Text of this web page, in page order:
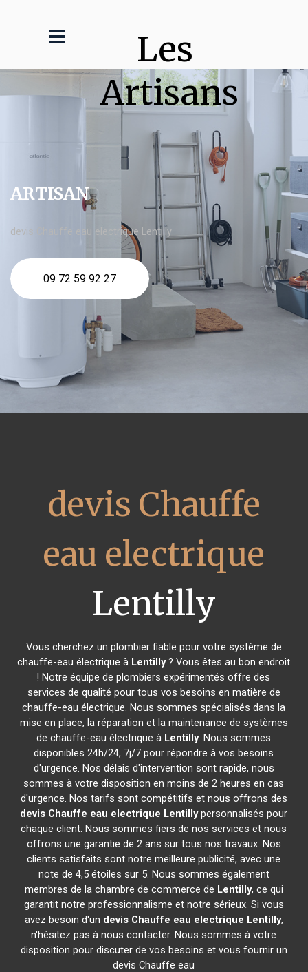
Les
Artisans
ARTISAN
devis Chauffe eau electrique Lentilly
09 72 59 92 27
devis Chauffe
eau electrique
Lentilly
Vous cherchez un plombier fiable pour votre système de
chauffe-eau électrique à Lentilly? Vous êtes au bon endroit
! Notre équipe de plombiers expérimentés offre des
services de qualité pour tous vos besoins en matière de
chauffe-eau électrique. Nous sommes spécialisés dans la
mise en place, la réparation et la maintenance de systèmes
de chauffe-eau électrique à Lentilly. Nous sommes
disponibles 24h/24, 7j/7 pour répondre à vos besoins
d'urgence. Nos délais d'intervention sont rapide, nous
sommes à votre disposition en moins de 2 heures en cas
d'urgence. Nos tarifs sont compétitifs et nous offrons des
devis Chauffe eau electrique Lentillypersonnalisés pour
chaque client. Nous sommes fiers de nos services et nous
offrons une garantie de 2 ans sur tous nos travaux. Nos
clients satisfaits sont notre meilleure publicité, avec une
note de 4,5 étoiles sur 5. Nous sommes également
membres de la chambre de commerce de Lentilly, ce qui
garantit notre professionnalisme et notre sérieux. Si vous
avez besoin d'un devis Chauffe eau electrique Lentilly,
n'hésitez pas à nous contacter. Nous sommes à votre
disposition pour discuter de vos besoins et vous fournir un
devis Chauffe eau